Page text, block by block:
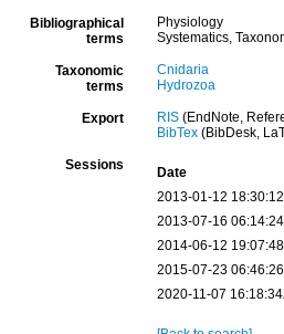
Bibliographical
terms
Physiology
Systematics,
Taxonomic
terms
Cnidaria
Hydrozoa
Export RIS(EndNote,
BibTex(BibDesk,
Sessions Date
2013-01-12
2013-07-16
2014-06-12
2015-07-23
2020-11-07